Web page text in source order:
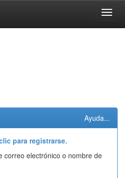
Ayuda...
para registrarse.
correo electrónico o nombre de